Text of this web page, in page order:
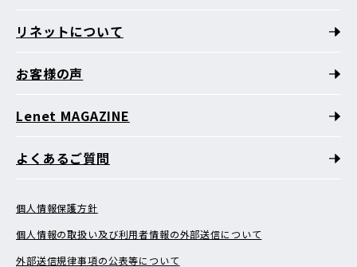
リネットについて
お客様の声
Lenet MAGAZINE
よくあるご質問
個人情報保護方針
個人情報の取扱い及び利用者情報の外部送信について
外部送信規律事項の公表等について